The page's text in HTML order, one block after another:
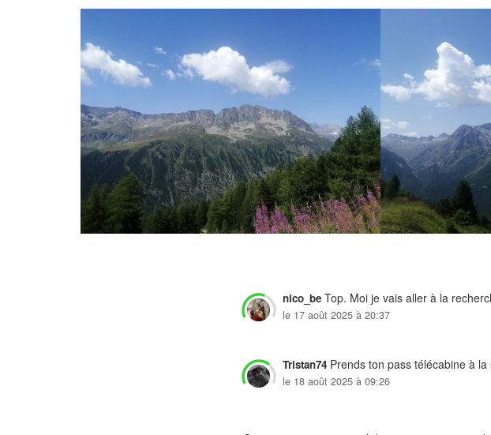
nico_be Top. Moi je vais aller à la
le 17 août 2025 à 20:37
Tristan74 Prends ton pass télécabine à
le 18 août 2025 à 09:26